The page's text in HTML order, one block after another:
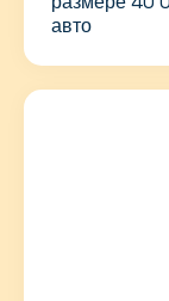
авто